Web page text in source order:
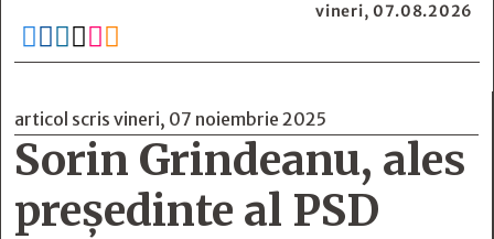
vineri, 07.08.2026
     
articol scris vineri, 07 noiembrie 2025
Sorin Grindeanu, ales
președinte al PSD